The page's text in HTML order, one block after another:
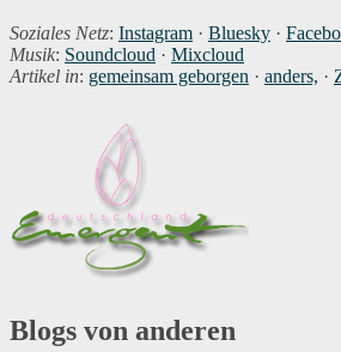
Soziales Netz: Instagram · Bluesky ·
Musik: Soundcloud · Mixcloud
Artikel in: gemeinsam geborgen · anders, ·
Blogs von anderen